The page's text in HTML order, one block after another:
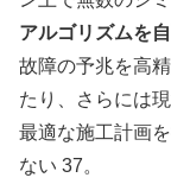
アルゴリズムを
故障の予兆を高
たり、さらには
最適な施工計画
ない 37。